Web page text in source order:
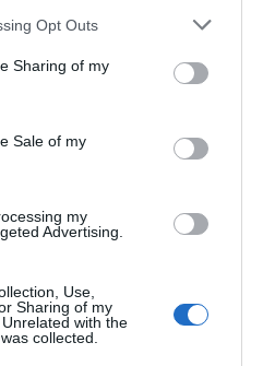
Opt Outs
Sharing of my
Sale of my
my
Advertising.
Use,
Sharing of my
with the
collected.